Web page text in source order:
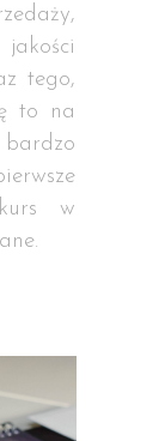
tego,
to na
bardzo
w